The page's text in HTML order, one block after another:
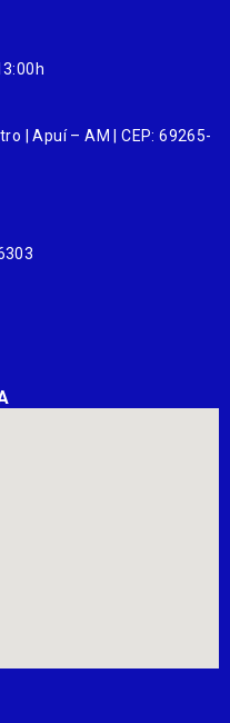
| Apuí – AM | CEP: 69265-